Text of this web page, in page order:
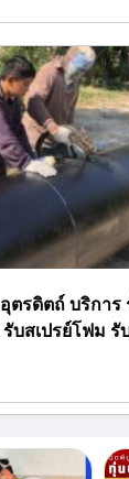
ตรดิตถ์ บริกา
รับสเปรย์โฟม